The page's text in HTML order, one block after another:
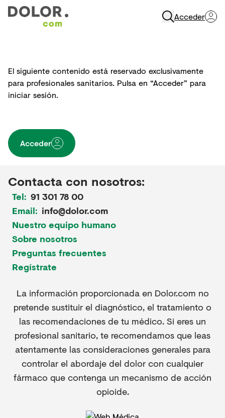
Acceder
El siguiente contenido está reservado exclusivamente
para profesionales sanitarios. Pulsa en “Acceder” para
iniciar sesión.
Acceder
Contacta con nosotros:
Tel: 91 301 78 00
Email: info@dolor.com
Nuestro equipo humano
Sobre nosotros
Preguntas frecuentes
Regístrate
La información proporcionada en Dolor.com no
pretende sustituir el diagnóstico, el tratamiento o
las recomendaciones de tu médico. Si eres un
profesional sanitario, te recomendamos que leas
atentamente las consideraciones generales para
controlar el abordaje del dolor con cualquier
fármaco que contenga un mecanismo de acción
opioide.